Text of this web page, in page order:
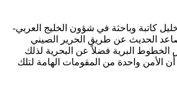
كاتبة وباحثة في شؤون الخليج العربي-
الحديث عن طريق الحرير الصيني
الخطوط البرية فضلاً عن البحرية لذلك
الأمن واحدة من المقومات الهامة لتلك